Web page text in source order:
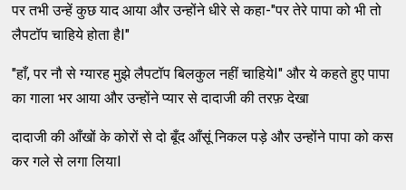
पर तभी उन्हें कुछ याद आया और उन्होंने धीरे से कहा-"पर तेरे पापा को भी तो
लैपटॉप चाहिये होता हैI"
"हाँ, पर नौ से ग्यारह मुझे लैपटॉप बिलकुल नहीं चाहियेI" और ये कहते हुए पापा
का गाला भर आया और उन्होंने प्यार से दादाजी की तरफ़ देखा
दादाजी की आँखों के कोरों से दो बूँद आँसूं निकल पड़े और उन्होंने पापा को कस
कर गले से लगा लियाI